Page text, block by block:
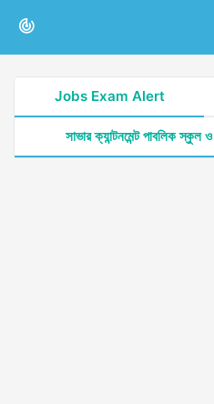
Jobs Exam Alert
সাভার ক্যান্টনমেন্ট পাবলিক